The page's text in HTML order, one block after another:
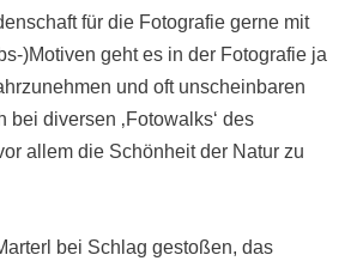
für die Fotografie gerne mit
)Motiven geht es in der Fotografie ja
und oft unscheinbaren
diversen ‚Fotowalks‘ des
allem die Schönheit der Natur zu
bei Schlag gestoßen, das